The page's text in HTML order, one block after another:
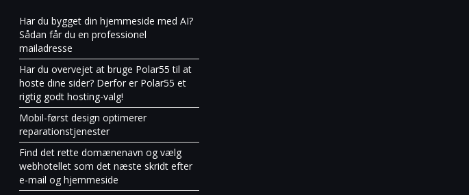
Har du bygget din hjemmeside med AI?
Sådan får du en professionel
mailadresse
Har du overvejet at bruge Polar55 til at
hoste dine sider? Derfor er Polar55 et
rigtig godt hosting-valg!
Mobil-først design optimerer
reparationstjenester
Find det rette domænenavn og vælg
webhotellet som det næste skridt efter
e-mail og hjemmeside